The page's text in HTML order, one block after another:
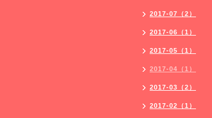
2017-07（2）
2017-06（1）
2017-05（1）
2017-04（1）
2017-03（2）
2017-02（1）